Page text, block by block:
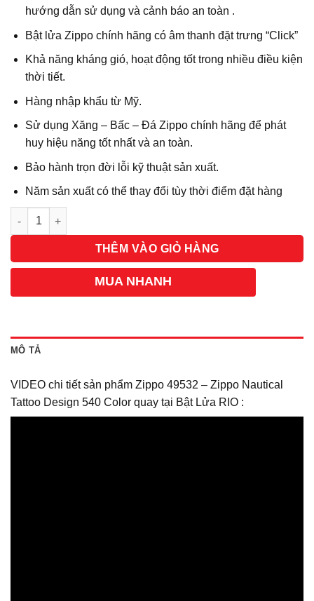
hướng dẫn sử dụng và cảnh báo an toàn .
Bật lửa Zippo chính hãng có âm thanh đặt trưng “Click”
Khả năng kháng gió, hoạt động tốt trong nhiều điều kiện
thời tiết.
Hàng nhập khẩu từ Mỹ.
Sử dụng Xăng – Bấc – Đá Zippo chính hãng để phát
huy hiệu năng tốt nhất và an toàn.
Bảo hành trọn đời lỗi kỹ thuật sản xuất.
Năm sản xuất có thể thay đổi tùy thời điểm đặt hàng
Số lượng
THÊM VÀO GIỎ HÀNG
MUA NHANH
MÔ TẢ
VIDEO chi tiết sản phẩm Zippo 49532 – Zippo Nautical
Tattoo Design 540 Color quay tại Bật Lửa RIO :